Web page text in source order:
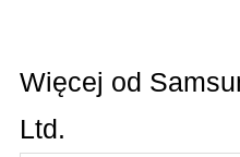
Więcej od
Ltd.